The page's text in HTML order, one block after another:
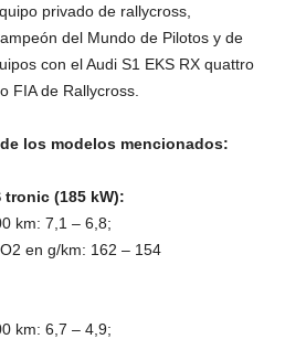
privado de rallycross,
del Mundo de Pilotos y de
con el Audi S1 EKS RX quattro
FIA de Rallycross.
los modelos mencionados:
tronic (185 kW):
km: 7,1 – 6,8;
en g/km: 162 – 154
km: 6,7 – 4,9;